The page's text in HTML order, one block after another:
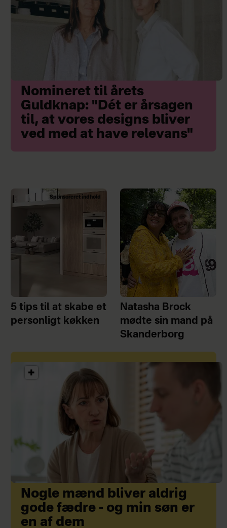
Nomineret til årets
Guldknap: "Dét er årsagen
til, at vores designs bliver
ved med at have relevans"
Sponsoreret indhold
5 tips til at skabe et
personligt køkken
Natasha Brock
mødte sin mand på
Skanderborg
Nogle mænd bliver aldrig
gode fædre - og min søn er
en af dem